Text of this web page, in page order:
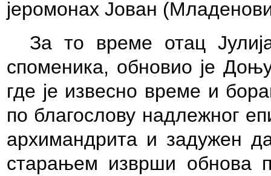
јеромонах Јован
За то време отац
споменика, обновио је
где је извесно време и
по благослову надлежног
архимандрита и задужен
старањем изврши обнова